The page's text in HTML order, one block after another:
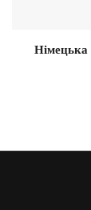
Німецька